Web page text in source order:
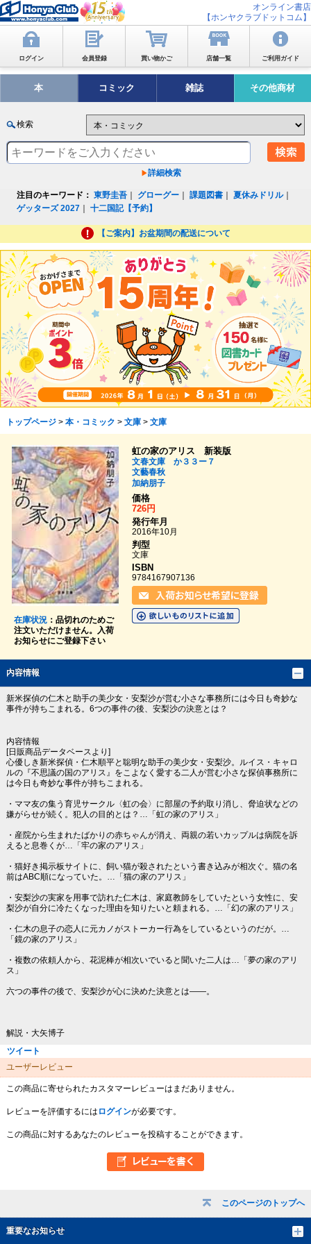
オンライン書店
【ホンヤクラブドットコム】
ログイン 会員登録 買い物かご 店舗一覧 ご利用ガイド
本 コミック 雑誌 その他商材
検索
詳細検索
注目のキーワード： 東野圭吾 グローグー ｜課題図書 ｜夏休みドリル｜
ゲッターズ 2027 ｜十二国記【予約】
【ご案内】お盆期間の配送について
このページのトップへ
重要なお知らせ
トップページ> 本・コミック > 文庫> 文庫
在庫状況：品切れのためご
注文いただけません。入荷
お知らせにご登録下さい
虹の家のアリス 新装版
文春文庫 か３３ー７
文藝春秋
加納朋子
価格
726円
発行年月
2016年10月
判型
文庫
ISBN
9784167907136
内容情報
新米探偵の仁木と助手の美少女・安梨沙が営む小さな事務所には今日も奇妙な
事件が持ちこまれる。6つの事件の後、安梨沙の決意とは？
内容情報
[日販商品データベースより]
心優しき新米探偵・仁木順平と聡明な助手の美少女・安梨沙。ルイス・キャロ
ルの『不思議の国のアリス』をこよなく愛する二人が営む小さな探偵事務所に
は今日も奇妙な事件が持ちこまれる。
・ママ友の集う育児サークル〈虹の会〉に部屋の予約取り消し、脅迫状などの
嫌がらせが続く。犯人の目的とは？…「虹の家のアリス」
・産院から生まれたばかりの赤ちゃんが消え、両親の若いカップルは病院を訴
えると息巻くが…「牢の家のアリス」
・猫好き掲示板サイトに、飼い猫が殺されたという書き込みが相次ぐ。猫の名
前はABC順になっていた。…「猫の家のアリス」
・安梨沙の実家を用事で訪れた仁木は、家庭教師をしていたという女性に、安
梨沙が自分に冷たくなった理由を知りたいと頼まれる。…「幻の家のアリス」
・仁木の息子の恋人に元カノがストーカー行為をしているというのだが。…
「鏡の家のアリス」
・複数の依頼人から、花泥棒が相次いでいると聞いた二人は…「夢の家のアリ
ス」
六つの事件の後で、安梨沙が心に決めた決意とは――。
解説・大矢博子
ツイート
ユーザーレビュー
この商品に寄せられたカスタマーレビューはまだありません。
レビューを評価するには ログインが必要です。
この商品に対するあなたのレビューを投稿することができます。